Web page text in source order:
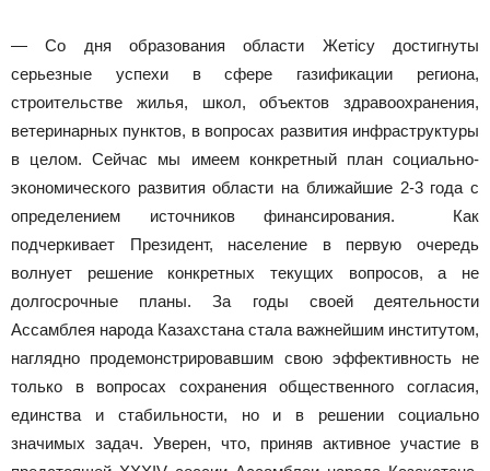
— Со дня образования области Жетісу достигнуты
серьезные успехи в сфере газификации региона,
строительстве жилья, школ, объектов здравоохранения,
ветеринарных пунктов, в вопросах развития инфраструктуры
в целом. Сейчас мы имеем конкретный план социально-
экономического развития области на ближайшие 2-3 года с
определением источников финансирования. Как
подчеркивает Президент, население в первую очередь
волнует решение конкретных текущих вопросов, а не
долгосрочные планы. За годы своей деятельности
Ассамблея народа Казахстана стала важнейшим институтом,
наглядно продемонстрировавшим свою эффективность не
только в вопросах сохранения общественного согласия,
единства и стабильности, но и в решении социально
значимых задач. Уверен, что, приняв активное участие в